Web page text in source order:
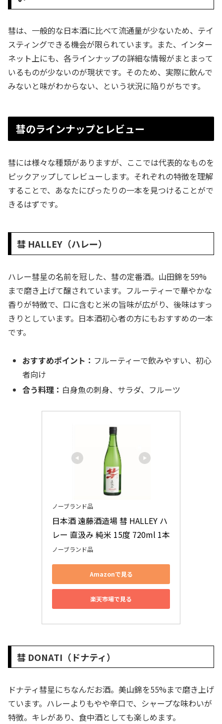
彗は、一般的な日本酒に比べて流通量が少ないため、テイ
スティングできる機会が限られています。また、インター
ネット上にも、各ラインナップの詳細な情報がまとまって
いるものが少ないのが現状です。そのため、実際に飲んで
みないと味がわからない、という状況に陥りがちです。
彗のラインナップとレビュー
彗には様々な種類がありますが、ここでは代表的なものを
ピックアップしてレビューします。それぞれの特徴を理解
することで、あなたにぴったりの一本を見つけることがで
きるはずです。
彗 HALLEY（ハレー）
ハレー彗星の名前を冠した、彗の定番酒。山田錦を59%
まで磨き上げて醸されています。フルーティーで華やかな
香りが特徴で、口に含むと米の旨味が広がり、後味はすっ
きりとしています。日本酒初心者の方にもおすすめの一本
です。
おすすめポイント： フルーティーで飲みやすい、初心
者向け
合う料理： 白身魚の刺身、サラダ、フルーツ
ノーブランド品
日本酒 遠藤酒造場 彗 HALLEY ハ
レー 直汲み 純米 15度 720ml 1本
ノーブランド品
Amazonで見る
楽天市場で見る
彗 DONATI（ドナティ）
ドナティ彗星にちなんだお酒。美山錦を55%まで磨き上げ
ています。ハレーよりもやや辛口で、シャープな味わいが
特徴。キレがあり、食中酒としても楽しめます。